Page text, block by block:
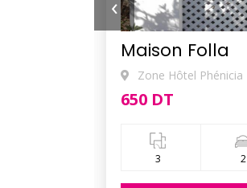
Maison Folla
Zone Hôtel Phénicia
650 DT
3 2